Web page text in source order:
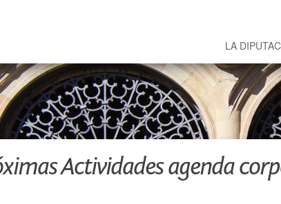
LA
Actividades agenda